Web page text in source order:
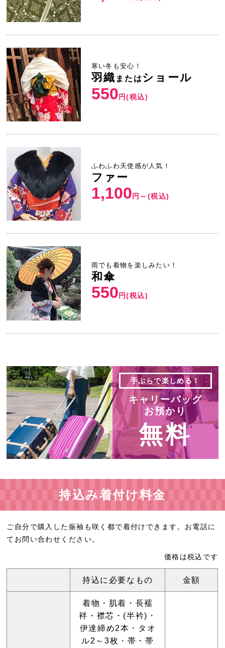
寒い冬も安心！
羽織 または ショール
550 円(税込)
ふわふわ天使感が人気！
ファー
1,100 円～(税込)
雨でも着物を楽しみたい！
和傘
550 円(税込)
手ぶらで楽しめる！
キャリーバッグ
お預かり
無料
持込み着付け料金
ご自分で購入した振袖も咲く都で着付けできます。お電話に
てお問い合わせください。
価格は税込です
持込に必要なもの 金額
着物・肌着・長襦
袢・襟芯・(半衿)・
伊達締め2本・タオ
ル2～3枚・帯・帯